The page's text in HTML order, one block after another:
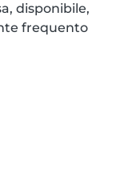
disponibile,
frequento